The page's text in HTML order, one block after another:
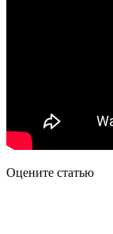
Оцените статью